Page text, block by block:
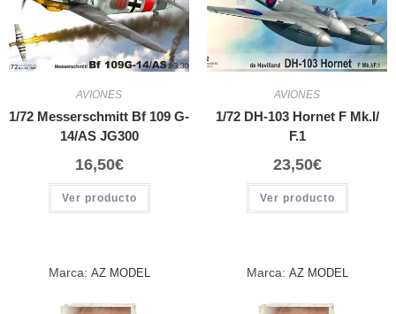
AVIONES
1/72 Messerschmitt Bf 109 G-
14/AS JG300
16,50€
Ver producto
AVIONES
1/72 DH-103 Hornet F Mk.I/
F.1
23,50€
Ver producto
Marca: AZ MODEL Marca: AZ MODEL